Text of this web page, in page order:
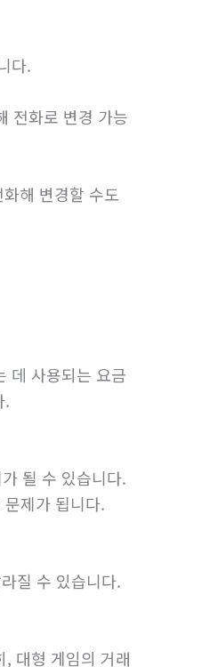
다.
전화로 변경 가능
해 변경할 수도
데 사용되는 요금
.
될 수 있습니다.
제가 됩니다.
질 수 있습니다.
대형 게임의 거래